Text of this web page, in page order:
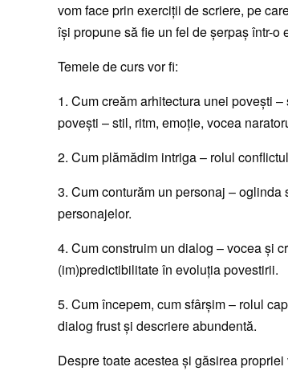
vom face prin exerciţii de scriere, pe
îşi propune să fie un fel de şerpaş într-
Temele de curs vor fi:
1. Cum creăm arhitectura unei poveşti
poveşti – stil, ritm, emoţie, vocea
2. Cum plămădim intriga – rolul
3. Cum conturăm un personaj –
personajelor.
4. Cum construim un dialog – vocea şi
(im)predictibilitate în evoluţia povestirii.
5. Cum începem, cum sfârşim – rolul
dialog frust şi descriere abundentă.
Despre toate acestea şi găsirea